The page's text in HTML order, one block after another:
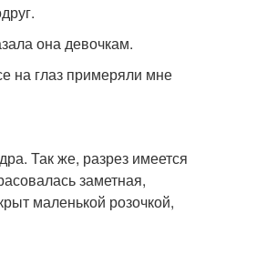
она девочкам.
на глаз примеряли мне
Так же, разрез имеется
заметная,
маленькой розочкой,